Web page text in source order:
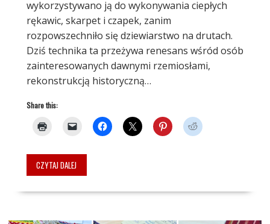
wykorzystywano ją do wykonywania ciepłych
rękawic, skarpet i czapek, zanim
rozpowszechniło się dziewiarstwo na drutach.
Dziś technika ta przeżywa renesans wśród osób
zainteresowanych dawnymi rzemiosłami,
rekonstrukcją historyczną…
Share this:
CZYTAJ DALEJ